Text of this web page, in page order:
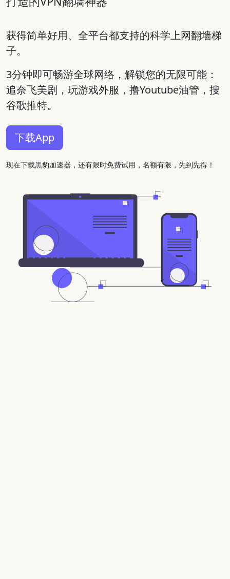
获得简单好用、全平台都支持的科学上网翻墙梯
子。
3分钟即可畅游全球网络，解锁您的无限可能：
追奈飞美剧，玩游戏外服，撸Youtube油管，搜
谷歌推特。
下载App
现在下载黑豹加速器，还有限时免费试用，名额有限，先到先得！